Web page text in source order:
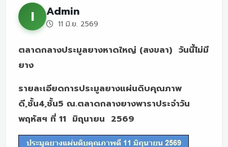
I Admin
11 มิ.ย. 2569
ตลาดกลางประมูลยางหาดใหญ่ (สงขลา) วันนี้ไม่มี
ยาง
รายละเอียดการประมูลยางแผ่นดิบคุณภาพ
ดี,ชั้น4,ชั้น5 ณ.ตลาดกลางยางพาราประจำวัน
พฤหัสฯ ที่ 11 มิถุนายน 2569